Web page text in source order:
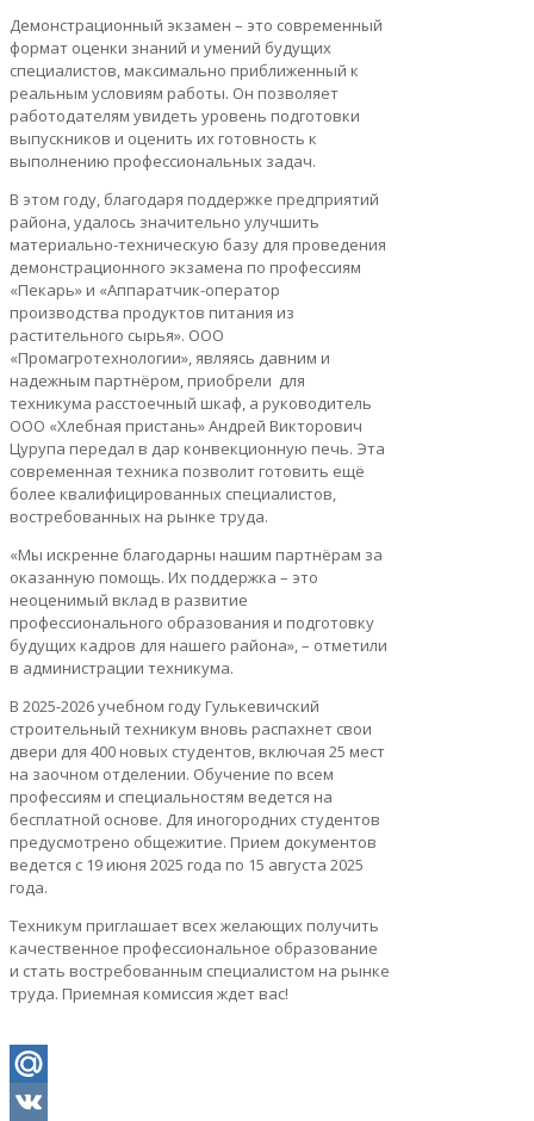
Демонстрационный экзамен – это современный
формат оценки знаний и умений будущих
специалистов, максимально приближенный к
реальным условиям работы. Он позволяет
работодателям увидеть уровень подготовки
выпускников и оценить их готовность к
выполнению профессиональных задач.
В этом году, благодаря поддержке предприятий
района, удалось значительно улучшить
материально-техническую базу для проведения
демонстрационного экзамена по профессиям
«Пекарь» и «Аппаратчик-оператор
производства продуктов питания из
растительного сырья». ООО
«Промагротехнологии», являясь давним и
надежным партнёром, приобрели для
техникума расстоечный шкаф, а руководитель
ООО «Хлебная пристань» Андрей Викторович
Цурупа передал в дар конвекционную печь. Эта
современная техника позволит готовить ещё
более квалифицированных специалистов,
востребованных на рынке труда.
«Мы искренне благодарны нашим партнёрам за
оказанную помощь. Их поддержка – это
неоценимый вклад в развитие
профессионального образования и подготовку
будущих кадров для нашего района», – отметили
в администрации техникума.
В 2025-2026 учебном году Гулькевичский
строительный техникум вновь распахнет свои
двери для 400 новых студентов, включая 25 мест
на заочном отделении. Обучение по всем
профессиям и специальностям ведется на
бесплатной основе. Для иногородних студентов
предусмотрено общежитие. Прием документов
ведется с 19 июня 2025 года по 15 августа 2025
года.
Техникум приглашает всех желающих получить
качественное профессиональное образование
и стать востребованным специалистом на рынке
труда. Приемная комиссия ждет вас!
Mail.Ru